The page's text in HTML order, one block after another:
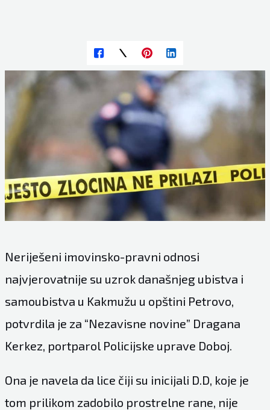
Neriješeni imovinsko-pravni odnosi
najvjerovatnije su uzrok današnjeg ubistva i
samoubistva u Kakmužu u opštini Petrovo,
potvrdila je za “Nezavisne novine” Dragana
Kerkez, portparol Policijske uprave Doboj.
Ona je navela da lice čiji su inicijali D.D, koje je
tom prilikom zadobilo prostrelne rane, nije